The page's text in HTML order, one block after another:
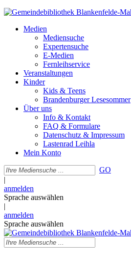
Medien
Mediensuche
Expertensuche
E-Medien
Fernleihservice
Veranstaltungen
Kinder
Kids & Teens
Brandenburger Lesesommer
Über uns
Info & Kontakt
FAQ & Formulare
Datenschutz & Impressum
Lastenrad Leihla
Mein Konto
GO
|
anmelden
Sprache auswählen
|
anmelden
Sprache auswählen